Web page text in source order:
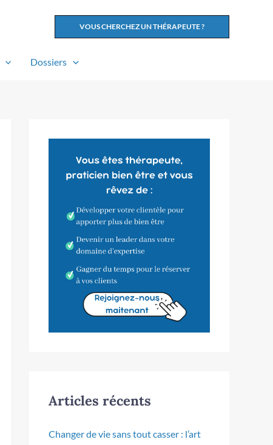
VOUS CHERCHEZ UN THÉRAPEUTE ?
Dossiers
Articles récents
Changer de vie sans tout casser : l’art